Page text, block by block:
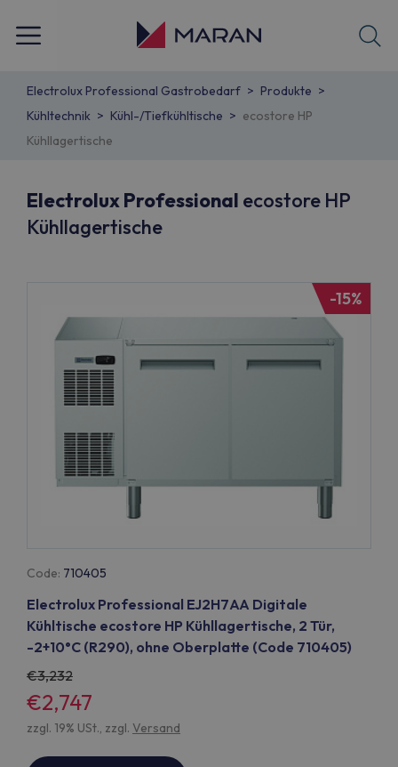
Electrolux Professional Gastrobedarf
Produkte
Kühltechnik
Kühl-/Tiefkühltische
ecostore HP
Kühllagertische
Electrolux Professional ecostore HP
Kühllagertische
-15%
Code: 710405
Electrolux Professional EJ2H7AA Digitale
Kühltische ecostore HP Kühllagertische, 2 Tür,
-2+10°C (R290), ohne Oberplatte (Code 710405)
3,232
€2,747
zzgl. 19% USt., zzgl. Versand